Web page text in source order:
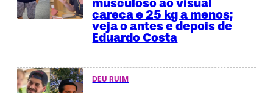
careca e 25 kg a menos;
veja o antes e depois de
Eduardo Costa
DEU RUIM